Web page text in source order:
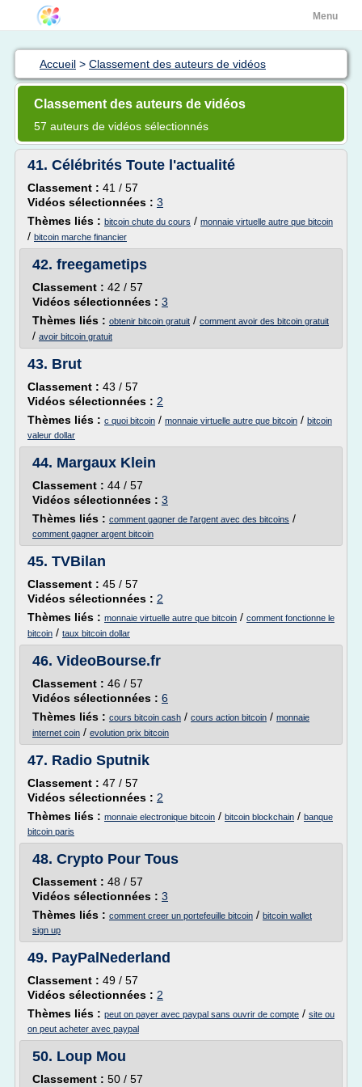
Menu
Accueil > Classement des auteurs de vidéos
Classement des auteurs de vidéos
57 auteurs de vidéos sélectionnés
41. Célébrités Toute l'actualité
Classement : 41 / 57
Vidéos sélectionnées : 3
Thèmes liés : bitcoin chute du cours / monnaie virtuelle autre que bitcoin
/ bitcoin marche financier
42. freegametips
Classement : 42 / 57
Vidéos sélectionnées : 3
Thèmes liés : obtenir bitcoin gratuit / comment avoir des bitcoin gratuit
/ avoir bitcoin gratuit
43. Brut
Classement : 43 / 57
Vidéos sélectionnées : 2
Thèmes liés : c quoi bitcoin / monnaie virtuelle autre que bitcoin / bitcoin
valeur dollar
44. Margaux Klein
Classement : 44 / 57
Vidéos sélectionnées : 3
Thèmes liés : comment gagner de l'argent avec des bitcoins /
comment gagner argent bitcoin
45. TVBilan
Classement : 45 / 57
Vidéos sélectionnées : 2
Thèmes liés : monnaie virtuelle autre que bitcoin / comment fonctionne le
bitcoin / taux bitcoin dollar
46. VideoBourse.fr
Classement : 46 / 57
Vidéos sélectionnées : 6
Thèmes liés : cours bitcoin cash / cours action bitcoin / monnaie
internet coin / evolution prix bitcoin
47. Radio Sputnik
Classement : 47 / 57
Vidéos sélectionnées : 2
Thèmes liés : monnaie electronique bitcoin / bitcoin blockchain / banque
bitcoin paris
48. Crypto Pour Tous
Classement : 48 / 57
Vidéos sélectionnées : 3
Thèmes liés : comment creer un portefeuille bitcoin / bitcoin wallet
sign up
49. PayPalNederland
Classement : 49 / 57
Vidéos sélectionnées : 2
Thèmes liés : peut on payer avec paypal sans ouvrir de compte / site ou
on peut acheter avec paypal
50. Loup Mou
Classement : 50 / 57